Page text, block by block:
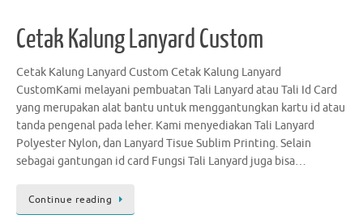
Cetak Kalung Lanyard Custom
Cetak Kalung Lanyard Custom Cetak Kalung Lanyard
CustomKami melayani pembuatan Tali Lanyard atau Tali Id Card
yang merupakan alat bantu untuk menggantungkan kartu id atau
tanda pengenal pada leher. Kami menyediakan Tali Lanyard
Polyester Nylon, dan Lanyard Tisue Sublim Printing. Selain
sebagai gantungan id card Fungsi Tali Lanyard juga bisa…
Continue reading